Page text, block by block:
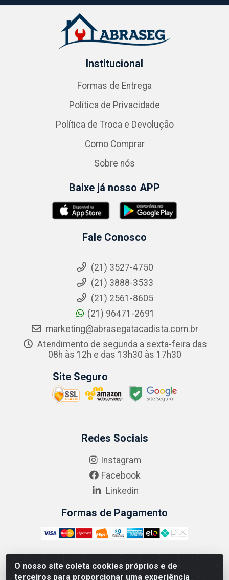
O nosso site coleta cookies próprios e de
terceiros para proporcionar uma experiência
Institucional
Formas de Entrega
Política de Privacidade
Política de Troca e Devolução
Como Comprar
Sobre nós
Baixe já nosso APP
Fale Conosco
(21) 3527-4750
(21) 3888-3533
(21) 2561-8605
(21) 96471-2691
marketing@abrasegatacadista.com.br
Atendimento de segunda a sexta-feira das
08h às 12h e das 13h30 às 17h30
Site Seguro
Redes Sociais
Instagram
Facebook
Linkedin
Formas de Pagamento
ABRASEG COMÉRCIO ATACADISTA LTDA - CNPJ: